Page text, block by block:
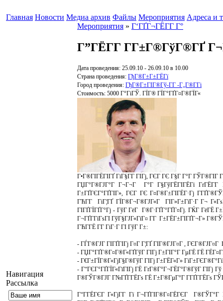
Главная Новости Медиа архив Файлы Мероприятия Адреса и
Навигация
Рассылка
Мероприятия » Г‘ГҐГ¬ГЁГ­Г Г°
Г”ГЁГ­Г Г­Г±Г®ГўГ®ГҐ
Дата проведения: 25.09.10 - 26.09.10 в 10.00
Страна проведения: ГђГ®Г±Г±ГЁГї
Город проведения: ГђГ®Г±ГІГ®Гў-Г­Г -Г„Г®Г­Гі
Стоимость: 5000 Г°ГіГЎ. ГЇГ® ГЇГ°ГҐГ¤Г®ГЇГ«
Г•Г®ГІГЁГІГҐ ГіГ§Г­Г ГІГј, ГЄГ ГЄ Г§Г Г°Г ГЎГ®ГІГ
ГЏГ°Г®ГЈГ°Г Г¬Г¬Г Г°Г Г§ГўГЁГІГЁГї ГґГЁГ­Г
Г±ГҐГЄГ°ГҐГІГ», ГЄГ ГЄ Г¤Г®Г±ГІГЁГ·Гј
ГЋГ­Г ГіГ¦ГҐ ГЇГ®Г¬Г®ГЈГ«Г ГІГ»Г±ГїГ·Г Г¬
ГІГҐГЇГҐГ°Гј - ГўГ ГёГ Г®Г·ГҐГ°ГҐГ¤Гј. ГЌГ ГёГЁ
Г¬ГҐГ­ГїГѕГІ ГўГ§ГЈГ«ГїГ¤ Г­Г Г±ГЁГ±ГІГҐГ¬Г»
ГЋГ­ГЁ Г­Г ГіГ·Г ГІ ГўГ Г±:
- ГЃГ®ГЈГ ГІГҐГІГј Г¤Г Г¦ГҐ ГІГ®ГЈГ¤Г ,
- ГЏГ°ГҐГ®Г¤Г®Г«ГҐГўГ ГІГј Г±ГІГ°Г ГµГЁ ГЁ
- Г€Г±ГЇГ®Г«ГјГ§Г®ГўГ ГІГј Г±ГЁГ«Г»
- Г“ГЄГ°ГҐГЇГ«ГїГІГј ГЁ ГґГ®Г°Г¬ГЁГ°Г®ГўГ
Г®ГЎГ®ГЈГ Г№ГҐГ­ГЁГѕ ГЁ Г±Г®ГµГ°Г Г­ГҐГ­ГЁГѕ
Г“Г­ГЁГЄГ Г«ГјГ­Г Гї Г¬ГҐГІГ®Г¤ГЁГЄГ Г®ГЎГ°Г